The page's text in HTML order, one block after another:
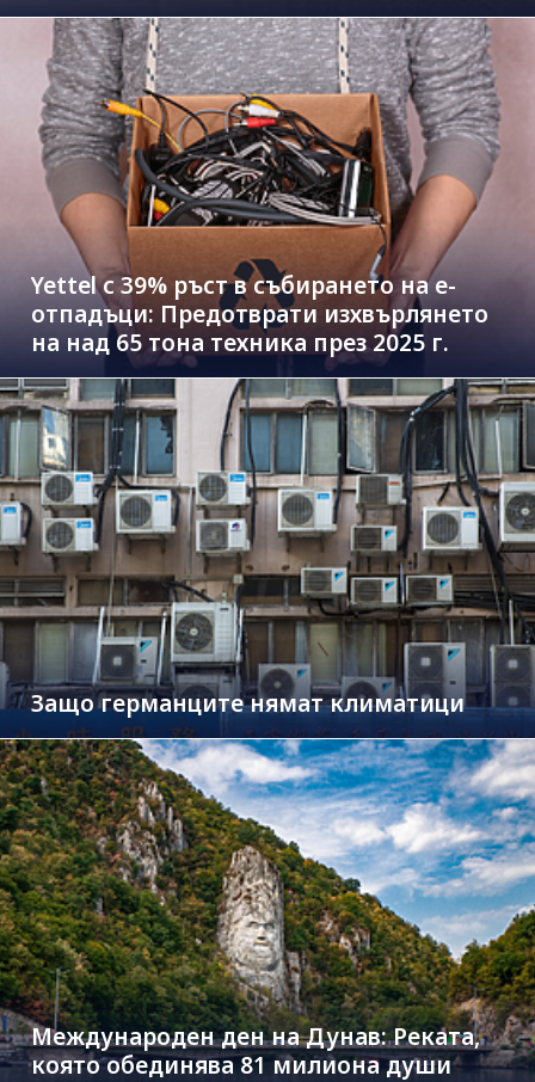
Yettel с 39% ръст в събирането на е-
отпадъци: Предотврати изхвърлянето
на над 65 тона техника през 2025 г.
Защо германците нямат климатици
Международен ден на Дунав: Реката,
която обединява 81 милиона души